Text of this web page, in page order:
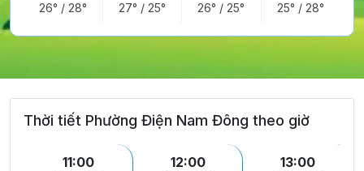
26° / 28° 27° / 25° 26° /25° 25° /28°
Thời tiết Phường Điện Nam Đông theo giờ
11:00 12:00 13:00